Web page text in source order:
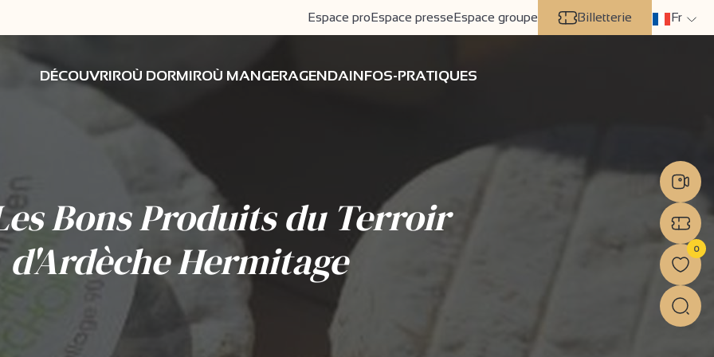
Espace proEspace presseEspace groupe Billetterie Fr
DÉCOUVRIROÙ DORMIROÙ MANGERAGENDAINFOS-PRATIQUES
Bons Produits du Terroir
d'Ardèche Hermitage
0